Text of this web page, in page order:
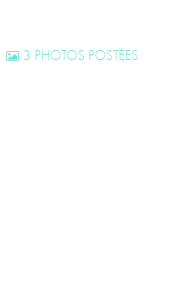
3 PHOTOS POSTÉES